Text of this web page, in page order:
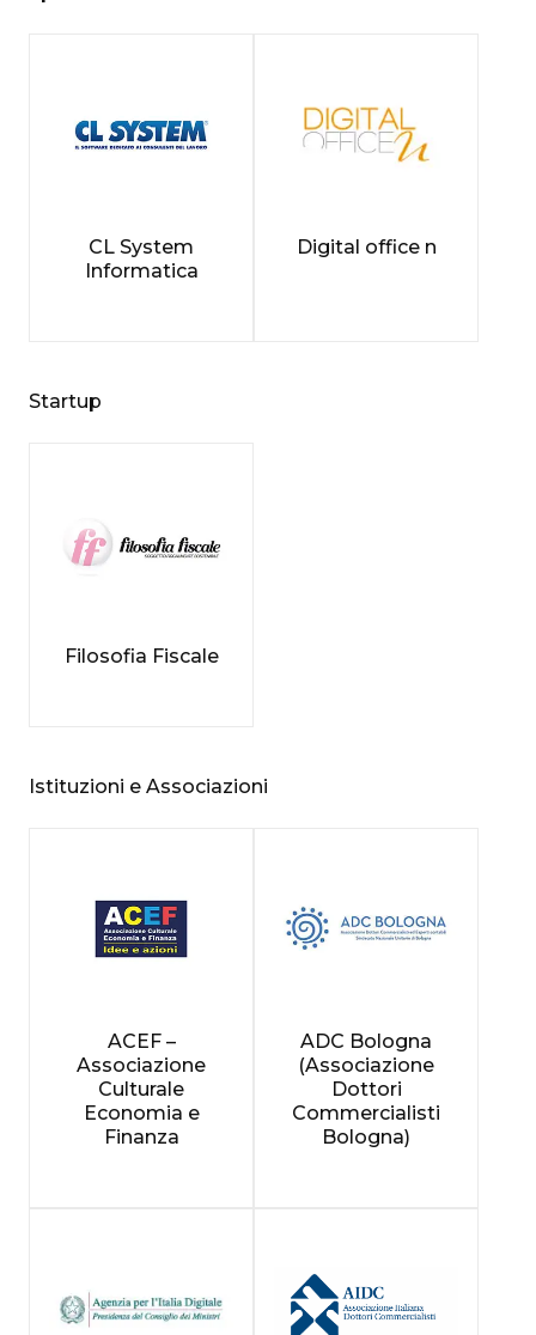
CL System
Informatica
Digital office n
Startup
Filosofia Fiscale
Istituzioni e Associazioni
ACEF –
Associazione
Culturale
Economia e
Finanza
ADC Bologna
(Associazione
Dottori
Commercialisti
Bologna)